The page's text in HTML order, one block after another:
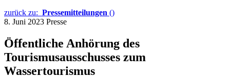
zurück zu: Pressemitteilungen ()
8. Juni 2023 Presse
Öffentliche Anhörung des
Tourismusausschusses zum
Wassertourismus